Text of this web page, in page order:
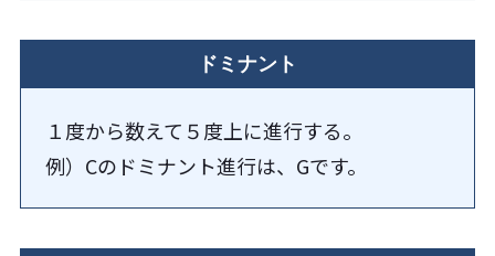
ドミナント
１度から数えて５度上に進行する。
例）Cのドミナント進行は、Gです。